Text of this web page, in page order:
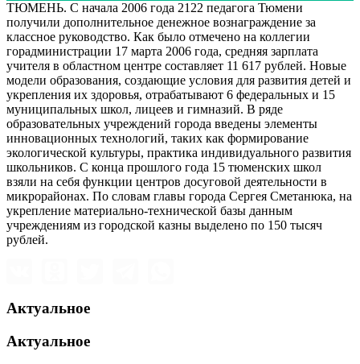
ТЮМЕНЬ. С начала 2006 года 2122 педагога Тюмени
получили дополнительное денежное вознаграждение за
классное руководство. Как было отмечено на коллегии
горадминистрации 17 марта 2006 года, средняя зарплата
учителя в областном центре составляет 11 617 рублей. Новые
модели образования, создающие условия для развития детей и
укрепления их здоровья, отрабатывают 6 федеральных и 15
муниципальных школ, лицеев и гимназий. В ряде
образовательных учреждений города введены элементы
инновационных технологий, таких как формирование
экологической культуры, практика индивидуального развития
школьников. С конца прошлого года 15 тюменских школ
взяли на себя функции центров досуговой деятельности в
микрорайонах. По словам главы города Сергея Сметанюка, на
укрепление материально-технической базы данным
учреждениям из городской казны выделено по 150 тысяч
рублей.
Актуальное
Актуальное